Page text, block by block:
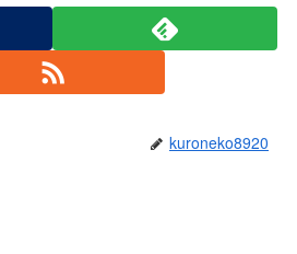
kuroneko8920